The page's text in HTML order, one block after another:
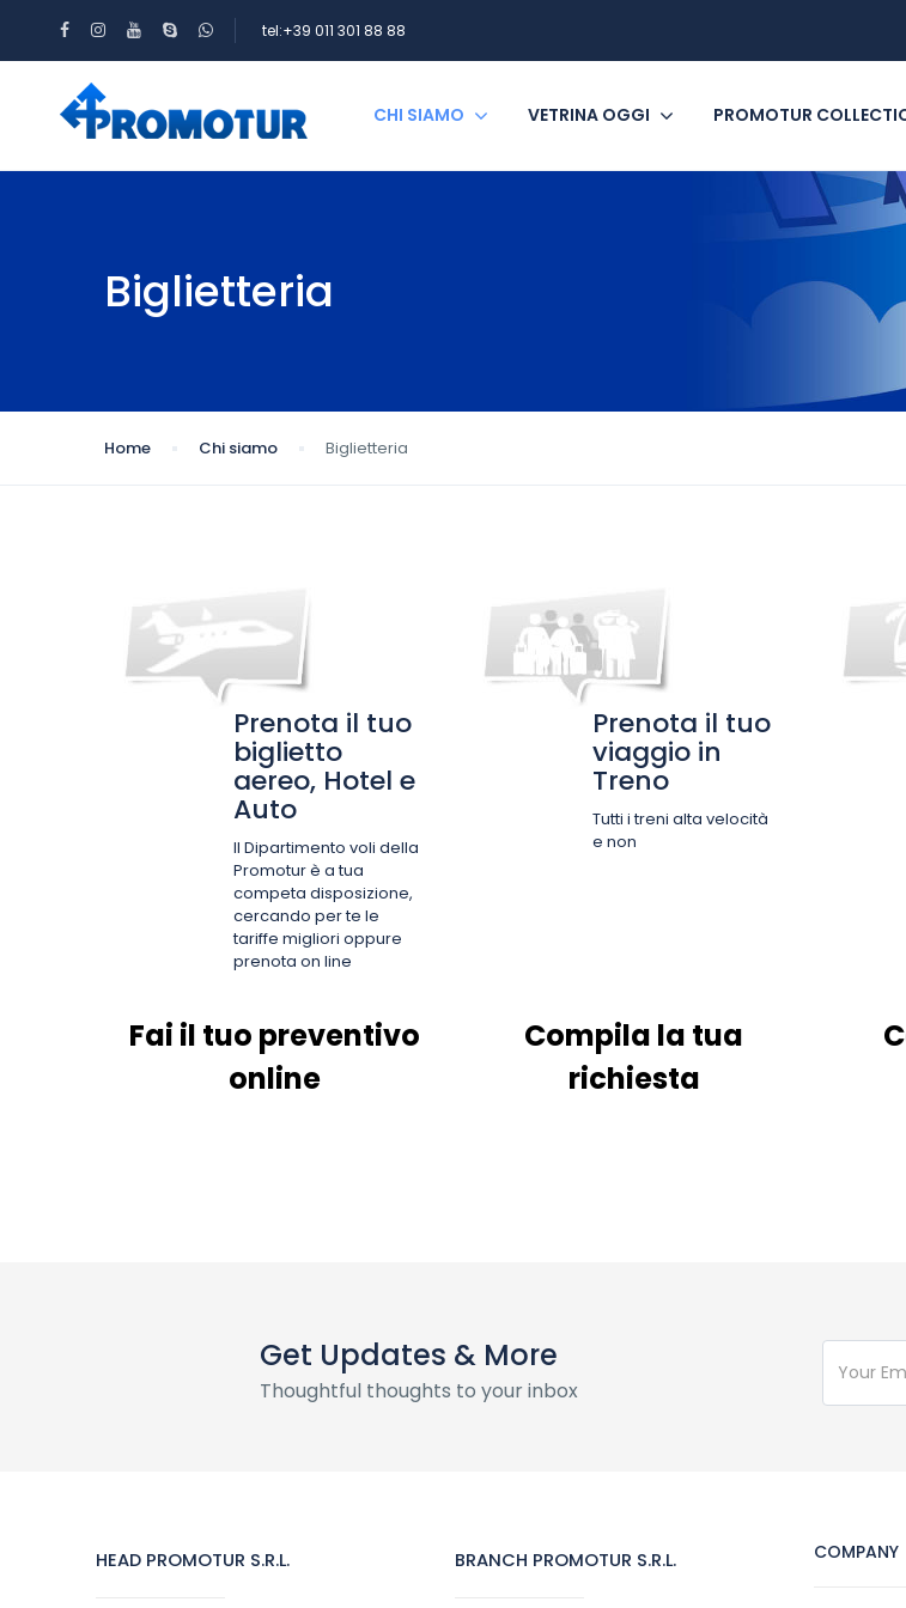
tel:+39 011 301 88 88
CHI SIAMO VETRINA OGGI PROMOTUR
Biglietteria
Home Chi siamo Biglietteria
Prenota il tuo
biglietto
aereo, Hotel e
Auto
Il Dipartimento voli della
Promotur è a tua
competa disposizione,
cercando per te le
tariffe migliori oppure
prenota on line
Prenota il tuo
viaggio in
Treno
Tutti i treni alta velocità
e non
Fai il tuo preventivo
online
Compila la tua
richiesta
Get Updates & More
Thoughtful thoughts to your inbox
HEAD PROMOTUR S.R.L. BRANCH PROMOTUR S.R.L. COMPANY